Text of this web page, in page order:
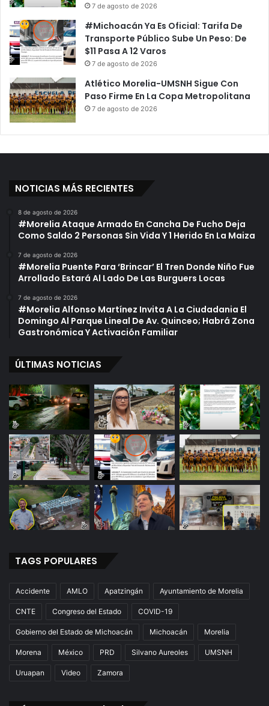
7 de agosto de 2026
#Michoacán Ya Es Oficial: Tarifa De
Transporte Público Sube Un Peso: De
$11 Pasa A 12 Varos
7 de agosto de 2026
Atlético Morelia-UMSNH Sigue Con
Paso Firme En La Copa Metropolitana
7 de agosto de 2026
NOTICIAS MÁS RECIENTES
8 de agosto de 2026
#Morelia Ataque Armado En Cancha De Fucho Deja
Como Saldo 2 Personas Sin Vida Y 1 Herido En La Maiza
7 de agosto de 2026
#Morelia Puente Para ‘Brincar’ El Tren Donde Niño Fue
Arrollado Estará Al Lado De Las Burguers Locas
7 de agosto de 2026
#Morelia Alfonso Martínez Invita A La Ciudadania El
Domingo Al Parque Lineal De Av. Quinceo; Habrá Zona
Gastronómica Y Activación Familiar
ÚLTIMAS NOTICIAS
TAGS POPULARES
Accidente AMLO Apatzingán Ayuntamiento de Morelia
CNTE Congreso del Estado COVID-19
Gobierno del Estado de Michoacán Michoacán Morelia
Morena México PRD Silvano Aureoles UMSNH
Uruapan Video Zamora